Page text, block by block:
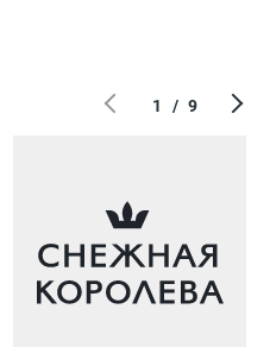
HENDERSON RalfRinger
1 / 9